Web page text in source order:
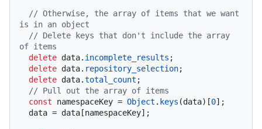
// Otherwise, the array of items that we want
is in an object
// Delete keys that don't include the array
of items
delete data. incomplete_results ;
delete data. repository_selection;
delete data.total_count ;
// Pull out the array of items
const namespaceKey = Object . keys (data)[0];